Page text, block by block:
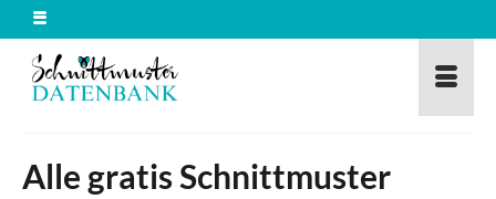
Alle gratis Schnittmuster